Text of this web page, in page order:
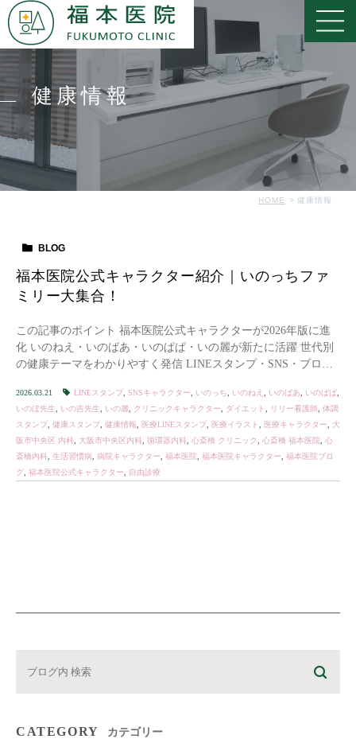
健康情報
HOME 健康情報
BLOG
福本医院公式キャラクター紹介｜いのっちファ
ミリー大集合！
この記事のポイント 福本医院公式キャラクターが2026年版に進
化 いのねえ・いのばあ・いのぱぱ・いの麗が新たに活躍 世代別
の健康テーマをわかりやすく発信 LINEスタンプ・SNS・ブログ
2026.03.21 LINEスタンプ SNSキャラクター いのっち いのねえ いのばあ いのぱぱ
いのぼ先生
いの吉先生 いの麗 クリニックキャラクター ダイエット リリー看護師
体調
スタンプ 健康スタンプ 健康情報 医療LINEスタンプ 医療イラスト 医療キャラクター
大
阪市中央区 内科
大阪市中央区内科 循環器内科 心斎橋 クリニック 心斎橋 福本医院 心
斎橋内科 生活習慣病 病院キャラクター 福本医院 福本医院キャラクター
福本医院ブロ
グ 福本医院公式キャラクター 自由診療
CATEGORY カテゴリー